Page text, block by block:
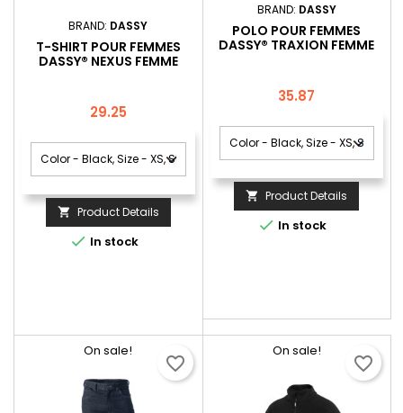
BRAND: DASSY
T-SHIRT POUR FEMMES
DASSY® NEXUS FEMME
Price
29.25
 Product Details
 In stock
BRAND: DASSY
POLO POUR FEMMES
DASSY® TRAXION FEMME
Price
35.87
 Product Details
 In stock
On sale!
favorite_border
On sale!
favorite_border